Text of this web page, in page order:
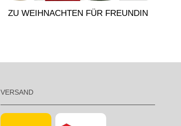
ZU WEIHNACHTEN FÜR FREUNDIN
VERSAND